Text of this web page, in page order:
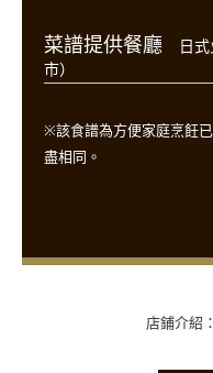
菜譜提供餐廳
日
市）
※該食譜為方便家庭烹飪
盡相同。
店鋪介紹